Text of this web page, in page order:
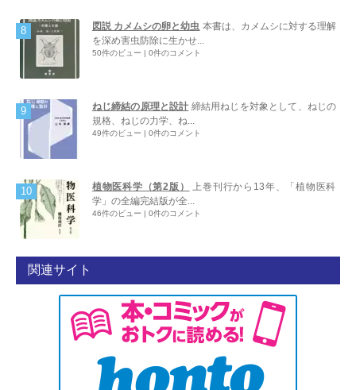
図説 カメムシの卵と幼虫 本書は、カメムシに対する理解
を深め害虫防除に生かせ...
50件のビュー | 0件のコメント
ねじ締結の原理と設計 締結用ねじを対象として、ねじの
規格、ねじの力学、ね...
49件のビュー | 0件のコメント
植物医科学（第2版）
上巻刊行から13年、「植物医科
学」の全編完結版が全...
46件のビュー | 0件のコメント
関連サイト